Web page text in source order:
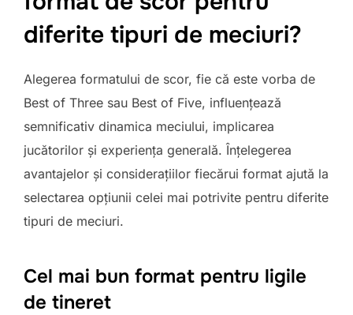
diferite tipuri de meciuri?
Alegerea formatului de scor, fie că este vorba de
Best of Three sau Best of Five, influențează
semnificativ dinamica meciului, implicarea
jucătorilor și experiența generală. Înțelegerea
avantajelor și considerațiilor fiecărui format ajută la
selectarea opțiunii celei mai potrivite pentru diferite
tipuri de meciuri.
Cel mai bun format pentru ligile
de tineret